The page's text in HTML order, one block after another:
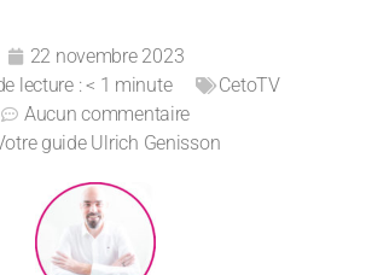
22 novembre 2023
lecture : < 1 minute
CetoTV
Aucun commentaire
guideUlrich Genisson